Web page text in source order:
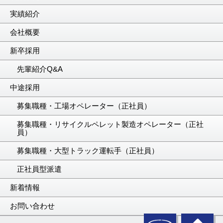
実績紹介
会社概要
新卒採用
先輩紹介Q&A
中途採用
募集職種・工場オペレーター（正社員）
募集職種・リサイクルペレット製造オペレーター（正社
員）
募集職種・大型トラック運転手（正社員）
正社員型派遣
新着情報
お問い合わせ